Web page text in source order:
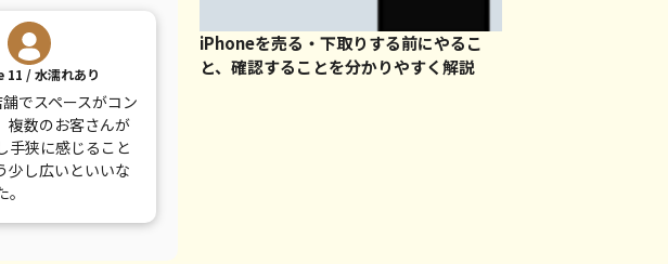
11 / 水濡れあり
でスペースがコン
複数のお客さんが
手狭に感じること
少し広いといいな
iPhoneを売る・下取りする前にやるこ
と、確認することを分かりやすく解説